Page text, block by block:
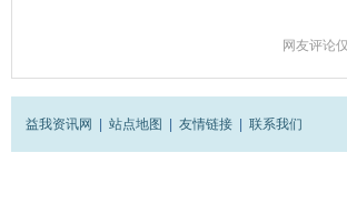
网友评论
益我资讯网 站点地图 友情链接 联系我们